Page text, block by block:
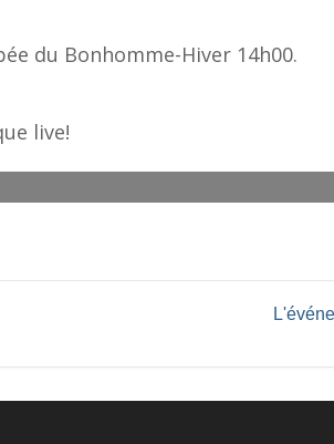
du Bonhomme-Hiver 14h00.
live!